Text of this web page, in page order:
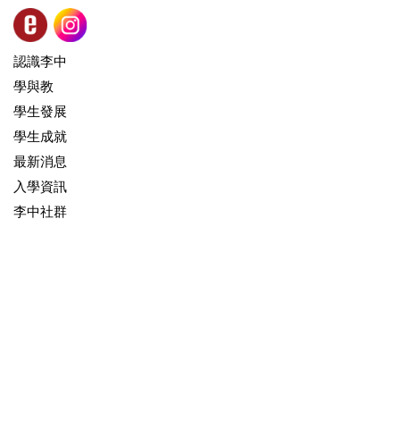
認識李中
學與教
學生發展
學生成就
最新消息
入學資訊
李中社群